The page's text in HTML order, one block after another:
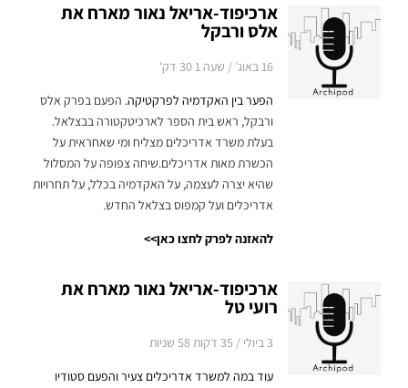
ארכיפוד-אריאל נאור מארח את
אלס ורבקל
16 באוג׳ / שעה 1 30 דק'
הפער בין האקדמיה לפרקטיקה. הפעם בפרק אלס
ורבקל, ראש בית הספר לארכיטקטורה בבצלאל.
בעלת משרד אדריכלים מצליח ומי שאחראית על
הכשרת מאות אדריכלים.שיחה צפופה על המסלול
שהיא יצרה לעצמה, על האקדמיה בכלל, על תחרויות
אדריכלים ועל קמפוס בצלאל החדש.
להאזנה לפרק לחצו כאן>>
ארכיפוד-אריאל נאור מארח את
רועי טל
3 ביולי / 35 דקות 58 שניות
עוד במה למשרד אדריכלים צעיר והפעם סטודיו